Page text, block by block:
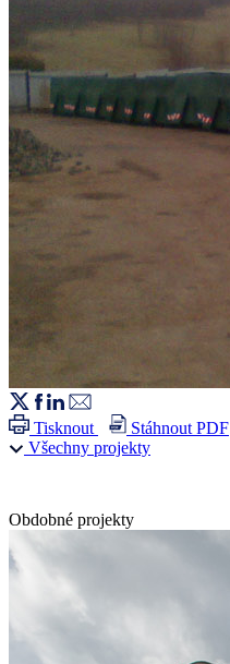
Tisknout
Stáhnout PDF
Všechny projekty
Obdobné projekty